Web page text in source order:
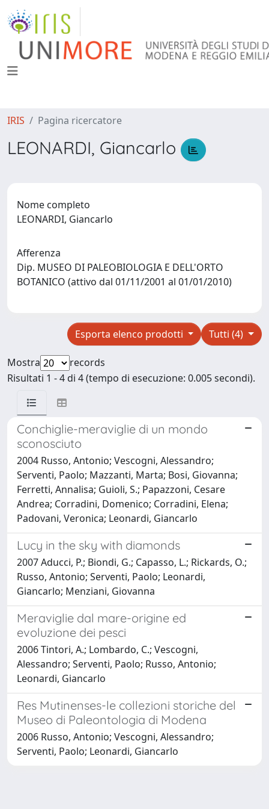
IRIS Pagina ricercatore
LEONARDI, Giancarlo
Nome completo
LEONARDI, Giancarlo
Afferenza
Dip. MUSEO DI PALEOBIOLOGIA E DELL'ORTO
BOTANICO (attivo dal 01/11/2001 al 01/01/2010)
Tutti (4)
Esporta elenco prodotti
Mostra
records
Risultati 1 - 4 di 4 (tempo di esecuzione: 0.005 secondi).
Conchiglie-meraviglie di un mondo
sconosciuto
2004 Russo, Antonio; Vescogni, Alessandro;
Serventi, Paolo; Mazzanti, Marta; Bosi, Giovanna;
Ferretti, Annalisa; Guioli, S.; Papazzoni, Cesare
Andrea; Corradini, Domenico; Corradini, Elena;
Padovani, Veronica; Leonardi, Giancarlo
Lucy in the sky with diamonds
2007 Aducci, P.; Biondi, G.; Capasso, L.; Rickards, O.;
Russo, Antonio; Serventi, Paolo; Leonardi,
Giancarlo; Menziani, Giovanna
Meraviglie dal mare-origine ed
evoluzione dei pesci
2006 Tintori, A.; Lombardo, C.; Vescogni,
Alessandro; Serventi, Paolo; Russo, Antonio;
Leonardi, Giancarlo
Res Mutinenses-le collezioni storiche del
Museo di Paleontologia di Modena
2006 Russo, Antonio; Vescogni, Alessandro;
Serventi, Paolo; Leonardi, Giancarlo